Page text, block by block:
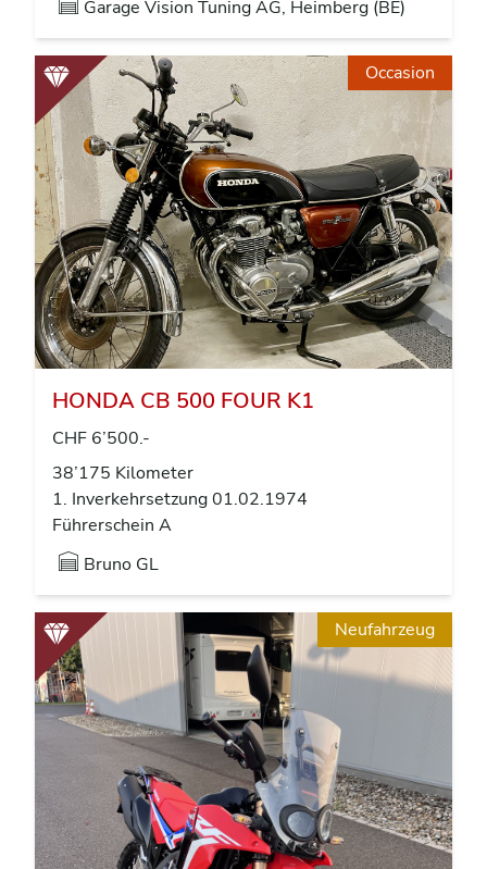
Garage Vision Tuning AG, Heimberg (BE)
Occasion
HONDA CB 500 FOUR K1
CHF 6’500.-
38’175 Kilometer
1. Inverkehrsetzung 01.02.1974
Führerschein A
Bruno GL
Neufahrzeug